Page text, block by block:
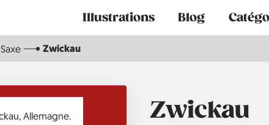
Main
navigation
Illustrations Blog
Saxe Zwickau
Zwickau